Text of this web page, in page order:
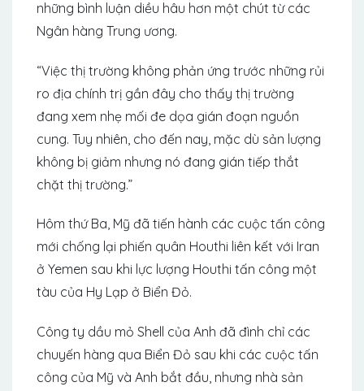
những bình luận diều hâu hơn một chút từ các
Ngân hàng Trung ương.
“Việc thị trường không phản ứng trước những rủi
ro địa chính trị gần đây cho thấy thị trường
đang xem nhẹ mối đe dọa gián đoạn nguồn
cung. Tuy nhiên, cho đến nay, mặc dù sản lượng
không bị giảm nhưng nó đang gián tiếp thắt
chặt thị trường.”
Hôm thứ Ba, Mỹ đã tiến hành các cuộc tấn công
mới chống lại phiến quân Houthi liên kết với Iran
ở Yemen sau khi lực lượng Houthi tấn công một
tàu của Hy Lạp ở Biển Đỏ.
Công ty dầu mỏ Shell của Anh đã đình chỉ các
chuyến hàng qua Biển Đỏ sau khi các cuộc tấn
công của Mỹ và Anh bắt đầu, nhưng nhà sản